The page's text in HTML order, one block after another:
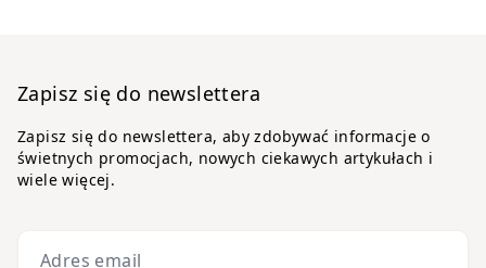
Zapisz się do newslettera
Zapisz się do newslettera, aby zdobywać informacje o
świetnych promocjach, nowych ciekawych artykułach i
wiele więcej.
Adres email